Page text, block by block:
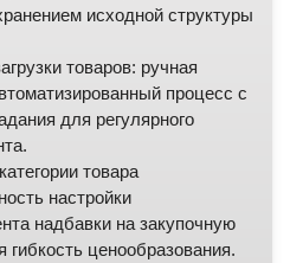
исходной структуры
товаров: ручная
процесс с
для регулярного
товара
настройки
надбавки на закупочную
гибкость ценообразования.